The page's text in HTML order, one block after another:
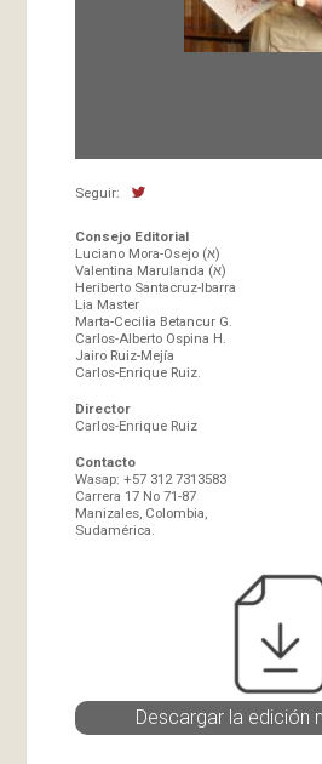
Seguir:
Consejo Editorial
Luciano Mora-Osejo (א)
Valentina Marulanda (א)
Heriberto Santacruz-Ibarra
Lia Master
Marta-Cecilia Betancur G.
Carlos-Alberto Ospina H.
Jairo Ruiz-Mejía
Carlos-Enrique Ruiz.
Director
Carlos-Enrique Ruiz
Contacto
Wasap: +57 312 7313583
Carrera 17 No 71-87
Manizales, Colombia,
Sudamérica.
Descargar la edición